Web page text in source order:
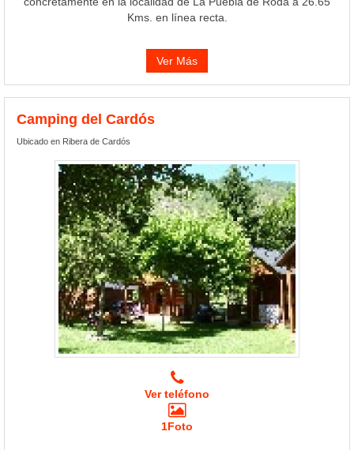
Kms. en línea recta.
Ver Más
Camping del Cardós
Ubicado en Ribera de Cardós
Ver teléfono
1Foto